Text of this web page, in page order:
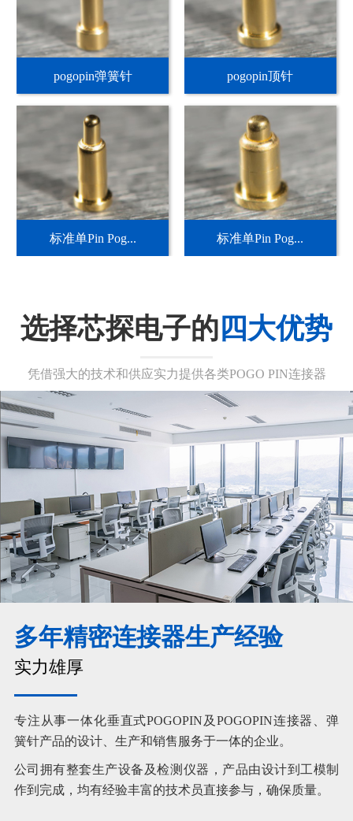
pogopin弹簧针 pogopin顶针
标准单Pin Pog... 标准单Pin Pog...
选择芯探电子的 四大优势
凭借强大的技术和供应实力提供各类POGO PIN连接器
多年精密连接器生产经验
实力雄厚
专注从事一体化垂直式POGOPIN及POGOPIN连接器、弹
簧针产品的设计、生产和销售服务于一体的企业。
公司拥有整套生产设备及检测仪器，产品由设计到工模制
作到完成，均有经验丰富的技术员直接参与，确保质量。